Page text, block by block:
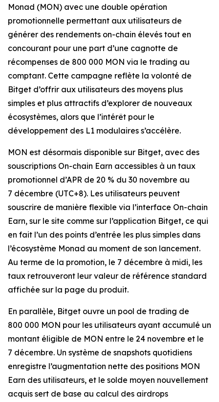
Monad (MON) avec une double opération
promotionnelle permettant aux utilisateurs de
générer des rendements on-chain élevés tout en
concourant pour une part d’une cagnotte de
récompenses de 800 000 MON via le trading au
comptant. Cette campagne reflète la volonté de
Bitget d’offrir aux utilisateurs des moyens plus
simples et plus attractifs d’explorer de nouveaux
écosystèmes, alors que l’intérêt pour le
développement des L1 modulaires s’accélère.
MON est désormais disponible sur Bitget, avec des
souscriptions On-chain Earn accessibles à un taux
promotionnel d’APR de 20 % du 30 novembre au
7 décembre (UTC+8). Les utilisateurs peuvent
souscrire de manière flexible via l’interface On-chain
Earn, sur le site comme sur l’application Bitget, ce qui
en fait l’un des points d’entrée les plus simples dans
l’écosystème Monad au moment de son lancement.
Au terme de la promotion, le 7 décembre à midi, les
taux retrouveront leur valeur de référence standard
affichée sur la page du produit.
En parallèle, Bitget ouvre un pool de trading de
800 000 MON pour les utilisateurs ayant accumulé un
montant éligible de MON entre le 24 novembre et le
7 décembre. Un système de snapshots quotidiens
enregistre l’augmentation nette des positions MON
Earn des utilisateurs, et le solde moyen nouvellement
acquis sert de base au calcul des airdrops